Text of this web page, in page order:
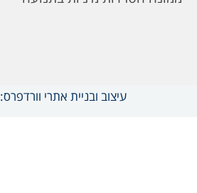
עיצוב ובניית אתרי וורדפרס: Odesign